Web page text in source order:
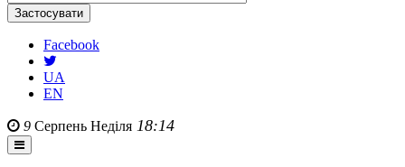
Facebook
UA
EN
9 Серпень Неділя 18:14